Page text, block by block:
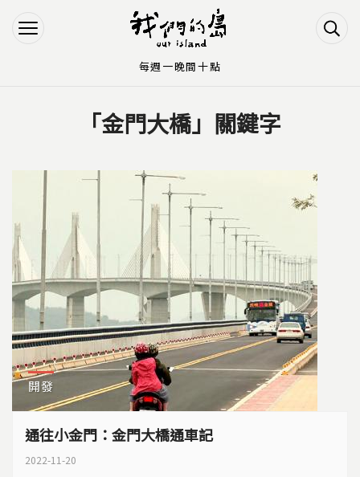
Jump to Navigation
Jump to Main content
「金門大橋」關鍵字
開發
通往小金門：金門大橋通車記
2022-11-20
每週一晚間十點